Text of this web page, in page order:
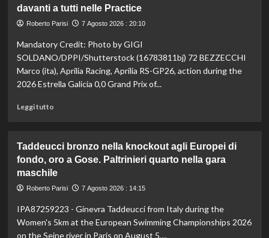
Dell’Aquila
non
la
vetta:
anche
ad
del
mondo
davanti a tutti nelle Practice
Roberto Parisi 7 Agosto 2026 : 20:10
Mandatory Credit: Photo by GIGI
SOLDANO/DPPI/Shutterstock (16783811bj) 72 BEZZECCHI
Marco (ita), Aprilia Racing, Aprilia RS-GP26, action during the
2026 Estrella Galicia 0,0 Grand Prix of...
Leggi tuttoLeggi
In
Gran
Bretagna
Bezzecchi
in
sella
ed
Taddeucci bronzo nella knockout agli Europei di
fondo, oro a Gose. Paltrinieri quarto nella gara
maschile
Roberto Parisi 7 Agosto 2026 : 14:15
IPA87259223 - Ginevra Taddeucci from Italy during the
Women's 5km at the European Swimming Championships 2026
on the Seine river in Paris on August 5,...